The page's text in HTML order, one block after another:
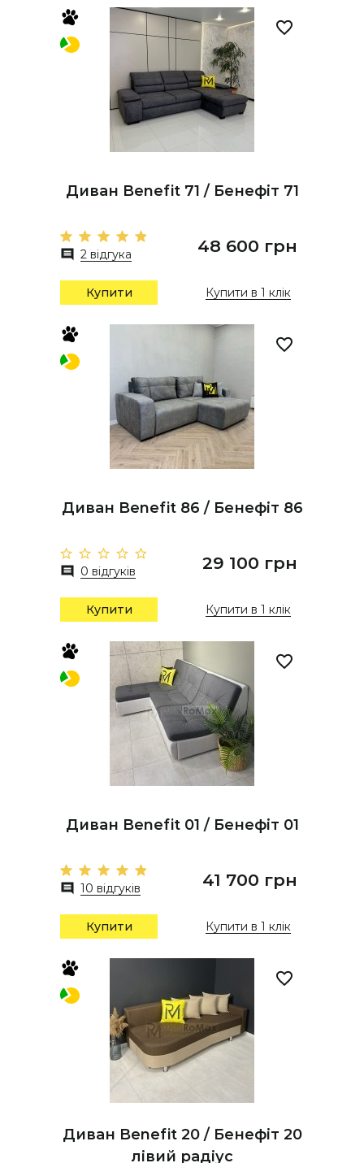
Диван Benefit 71 / Бенефіт 71
2 відгука 48 600 грн
Купити Купити в 1 клік
Диван Benefit 86 / Бенефіт 86
0 відгуків 29 100 грн
Купити Купити в 1 клік
Диван Benefit 01 / Бенефіт 01
10 відгуків 41 700 грн
Купити Купити в 1 клік
Диван Benefit 20 / Бенефіт 20
лівий радіус